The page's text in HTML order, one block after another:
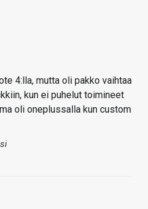
4:lla, mutta oli pakko vaihtaa
kun ei puhelut toimineet
oli oneplussalla kun custom